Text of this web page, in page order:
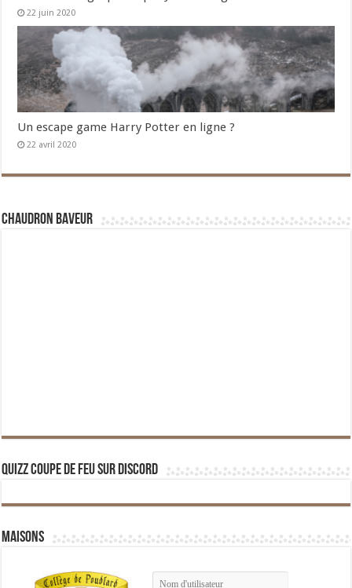
22 juin 2020
Un escape game Harry Potter en ligne ?
22 avril 2020
Chaudron Baveur
Quizz Coupe de Feu sur Discord
Maisons